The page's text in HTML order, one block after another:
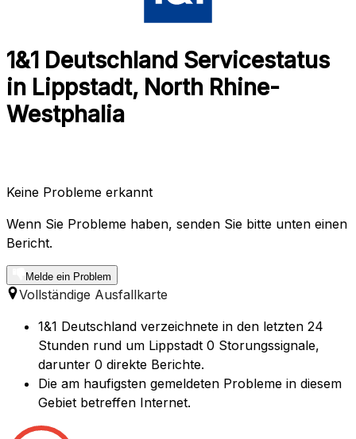
1&1 Deutschland Servicestatus
in Lippstadt, North Rhine-
Westphalia
Keine Probleme erkannt
Wenn Sie Probleme haben, senden Sie bitte unten einen
Bericht.
Melde ein Problem
Vollständige Ausfallkarte
1&1 Deutschland verzeichnete in den letzten 24
Stunden rund um Lippstadt 0 Storungssignale,
darunter 0 direkte Berichte.
Die am haufigsten gemeldeten Probleme in diesem
Gebiet betreffen Internet.